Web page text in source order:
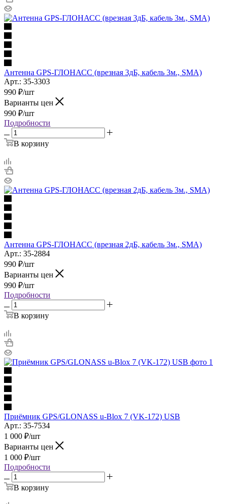
Антенна GPS-ГЛОНАСС (врезная 3дБ, кабель 3м., SMA)
Арт.: 35-3303
990 ₽/шт
Варианты цен
990 ₽/шт
Подробности
В корзину
Антенна GPS-ГЛОНАСС (врезная 2дБ, кабель 3м., SMA)
Арт.: 35-2884
990 ₽/шт
Варианты цен
990 ₽/шт
Подробности
В корзину
Приёмник GPS/GLONASS u‑Blox 7 (VK‑172) USB
Арт.: 35-7534
1 000 ₽/шт
Варианты цен
1 000 ₽/шт
Подробности
В корзину